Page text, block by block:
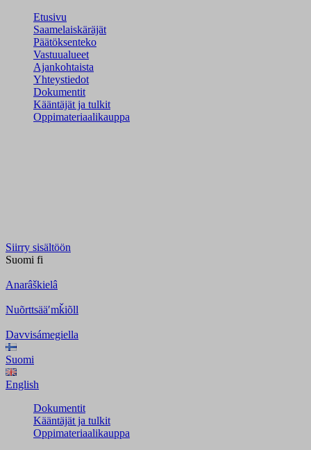
Etusivu
Saamelaiskäräjät
Päätöksenteko
Vastuualueet
Ajankohtaista
Yhteystiedot
Dokumentit
Kääntäjät ja tulkit
Oppimateriaalikauppa
Siirry sisältöön
Suomi fi
Anarâškielâ
Nuõrttsääʹmǩiõll
Davvisámegiella
Suomi
English
Dokumentit
Kääntäjät ja tulkit
Oppimateriaalikauppa